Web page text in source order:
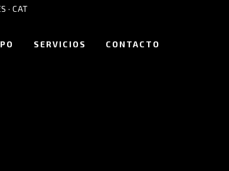
· CAT
SERVICIOS CONTACTO